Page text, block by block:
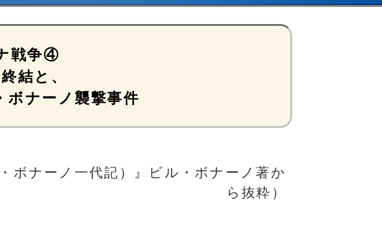
戦争④
結と、
ナーノ襲撃事件
ボナーノ一代記）』ビル・ボナーノ著か
ら抜粋）